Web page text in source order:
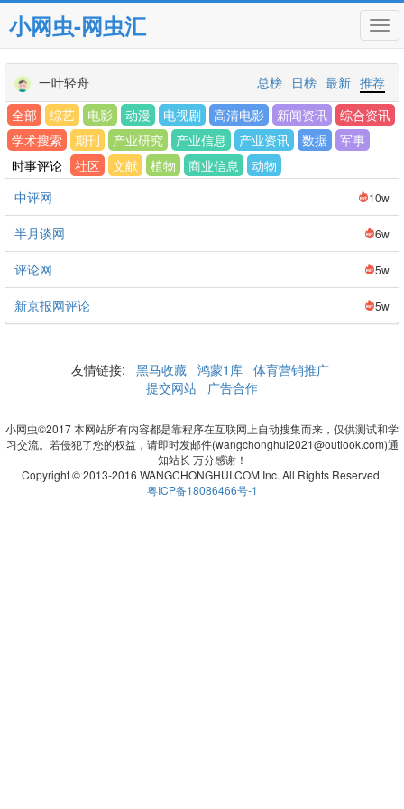
小网虫-网虫汇
一叶轻舟 推荐
最新
日榜
总榜
全部
综艺 电影 动漫 电视剧 高清电影 新闻资讯
综合资讯
学术搜索
期刊 产业研究 产业信息 产业资讯 数据
军事
时事评论
社区 文献 植物 商业信息
动物
中评网
10w
半月谈网 6w
评论网 5w
新京报网评论 5w
友情链接: 黑马收藏 鸿蒙1库 体育营销推广
提交网站
广告合作
小网虫©2017 本网站所有内容都是靠程序在互联网上自动搜集而来，仅供测试和学
习交流。若侵犯了您的权益，请即时发邮件(wangchonghui2021@outlook.com)通
知站长 万分感谢！
Copyright © 2013-2016 WANGCHONGHUI.COM Inc. All Rights Reserved.
粤ICP备18086466号-1